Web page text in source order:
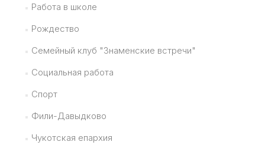
Работа в школе
Рождество
Семейный клуб "Знаменские встречи"
Социальная работа
Спорт
Фили-Давыдково
Чукотская епархия